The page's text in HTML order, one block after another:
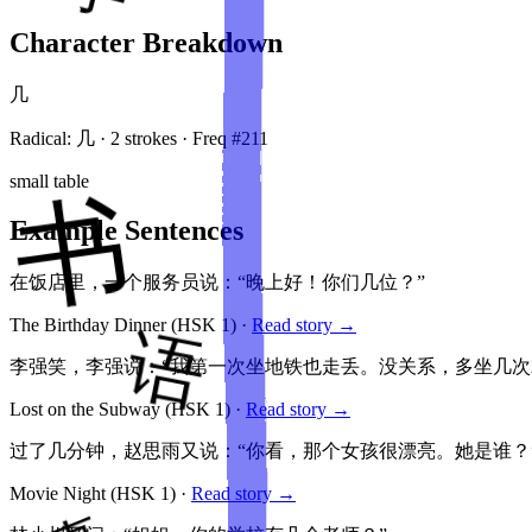
Character Breakdown
几
Radical: 几 · 2 strokes · Freq #211
small table
Example Sentences
在饭店里，一个服务员说：“晚上好！你们几位？”
The Birthday Dinner(HSK 1) · Read story →
李强笑，李强说：“我第一次坐地铁也走丢。没关系，多坐几
Lost on the Subway (HSK 1) · Read story →
过了几分钟，赵思雨又说：“你看，那个女孩很漂亮。她是谁？
Movie Night (HSK 1) · Read story →